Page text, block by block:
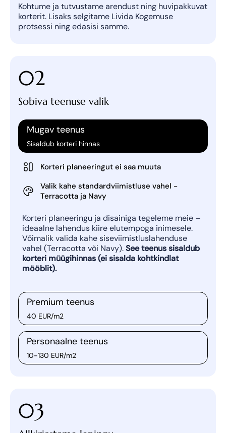
Kohtume ja tutvustame arendust ning huvipakkuvat
korterit. Lisaks selgitame Livida Kogemuse
protsessi ning edasisi samme.
02
Sobiva teenuse valik
Mugav teenus
Sisaldub korteri hinnas
Korteri planeeringut ei saa muuta
Valik kahe standardviimistluse vahel -
Terracotta ja Navy
Korteri planeeringu ja disainiga tegeleme meie –
ideaalne lahendus kiire elutempoga inimesele.
Võimalik valida kahe siseviimistluslahenduse
vahel (Terracotta või Navy).See teenus sisaldub
korteri müügihinnas (ei sisalda kohtkindlat
mööblit).
Premium teenus
40 EUR/m2
Võimalik valida kolme planeeringuvariandi
Valikuvõimalus Livida poolt eelvalitud
materjalide hulgast – arhitekti visioon, sinu valik.
Teenuse hind on 40 EUR/m2 + lisanduv
materjalide kallinemise hind
Personaalne teenus
10-130 EUR/m2
Piiramatud materjalivalikud, toodete
hinnavahe lisandub korteri hinnale
03